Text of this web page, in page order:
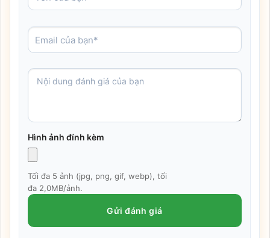
Hình ảnh đính kèm
Tối đa 5 ảnh (jpg, png, gif, webp), tối
đa 2,0MB/ảnh.
Gửi đánh giá